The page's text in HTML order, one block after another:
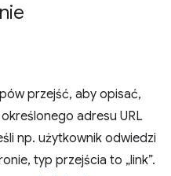
przejść, aby opisać,
adresu URL
np. użytkownik odwiedzi
typ przejścia to „link”.